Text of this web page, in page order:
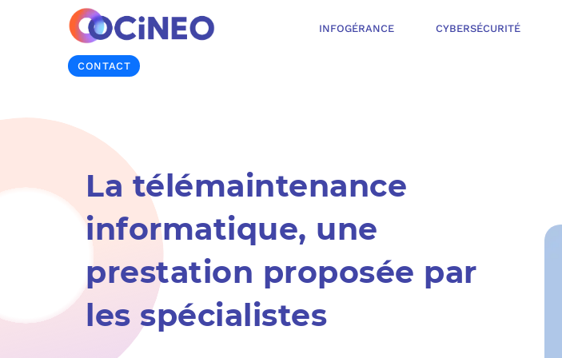
INFOGÉRANCE CYBERSÉCURITÉ
CONTACT
La télémaintenance
informatique, une
prestation proposée par
les spécialistes